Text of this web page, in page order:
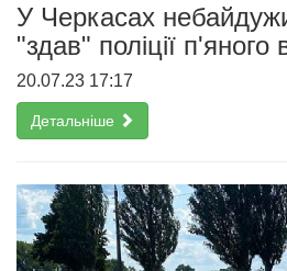
У Черкасах
"здав" поліції п'яного
20.07.23 17:17
Детальніше